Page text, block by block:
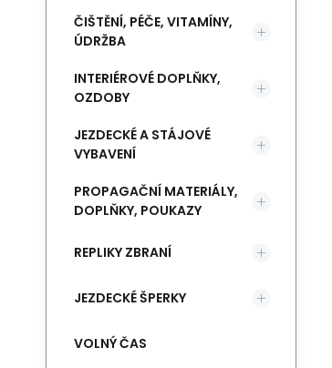
ČIŠTĚNÍ, PÉČE, VITAMÍNY,
ÚDRŽBA
INTERIÉROVÉ DOPLŇKY,
OZDOBY
JEZDECKÉ A STÁJOVÉ
VYBAVENÍ
PROPAGAČNÍ MATERIÁLY,
DOPLŇKY, POUKAZY
REPLIKY ZBRANÍ
JEZDECKÉ ŠPERKY
VOLNÝ ČAS